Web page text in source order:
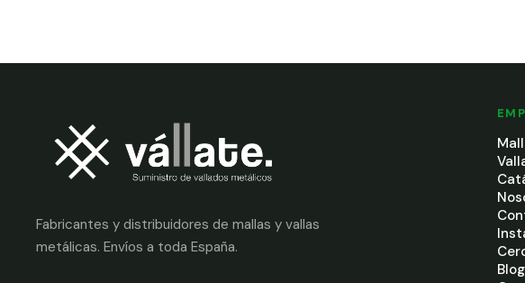
Fabricantes y distribuidores de mallas y vallas
metálicas. Envíos a toda España.
Blog